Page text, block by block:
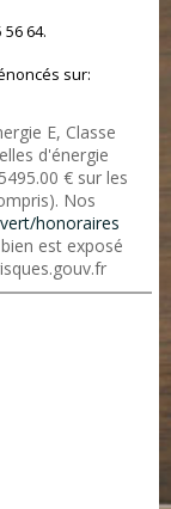
64.
sur:
E, Classe
d'énergie
€ sur les
Nos
honoraires
est exposé